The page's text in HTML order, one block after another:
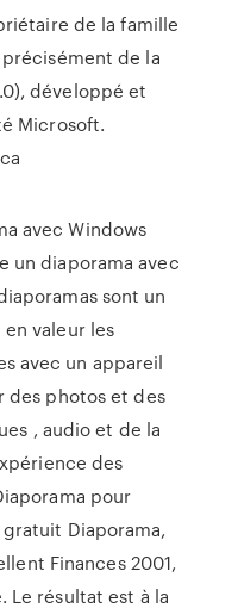
de la famille
de la
développé et
Microsoft.
avec Windows
un diaporama avec
sont un
valeur les
avec un appareil
des photos et des
, audio et de la
des
pour
Diaporama,
Finances 2001,
Le résultat est à la